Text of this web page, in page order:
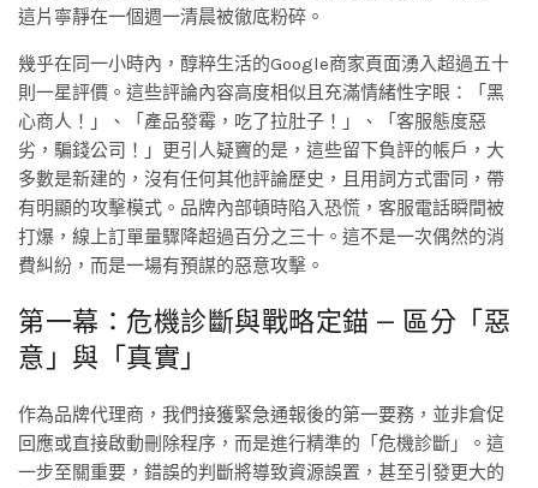
這片寧靜在一個週一清晨被徹底粉碎。
幾乎在同一小時內，醇粹生活的Google商家頁面湧入超過五十
則一星評價。這些評論內容高度相似且充滿情緒性字眼：「黑
心商人！」、「產品發霉，吃了拉肚子！」、「客服態度惡
劣，騙錢公司！」更引人疑竇的是，這些留下負評的帳戶，大
多數是新建的，沒有任何其他評論歷史，且用詞方式雷同，帶
有明顯的攻擊模式。品牌內部頓時陷入恐慌，客服電話瞬間被
打爆，線上訂單量驟降超過百分之三十。這不是一次偶然的消
費糾紛，而是一場有預謀的惡意攻擊。
第一幕：危機診斷與戰略定錨 — 區分「惡
意」與「真實」
作為品牌代理商，我們接獲緊急通報後的第一要務，並非倉促
回應或直接啟動刪除程序，而是進行精準的「危機診斷」。這
一步至關重要，錯誤的判斷將導致資源誤置，甚至引發更大的